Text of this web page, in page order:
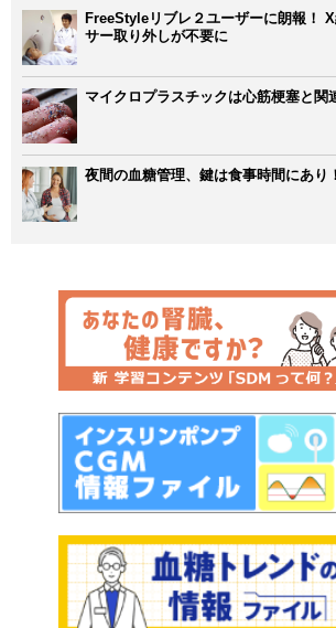
FreeStyleリブレ２ユーザーに朗報！
サー取り外しが不要に
マイクロプラスチックは心筋梗塞と関
夜間の血糖管理、鍵は食事時間にあり